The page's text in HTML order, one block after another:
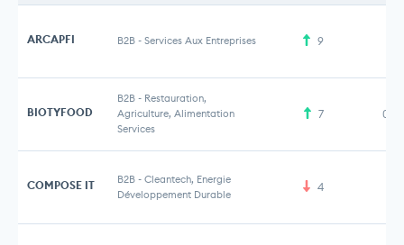
ARCAPFI B2B - Services Aux Entreprises 9
BIOTYFOOD
B2B - Restauration,
Agriculture, Alimentation
Services
7
COMPOSE IT B2B - Cleantech, Energie
Développement Durable
4